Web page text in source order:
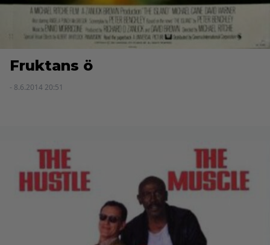
Fruktans ö
- 8.6.2014 20:51